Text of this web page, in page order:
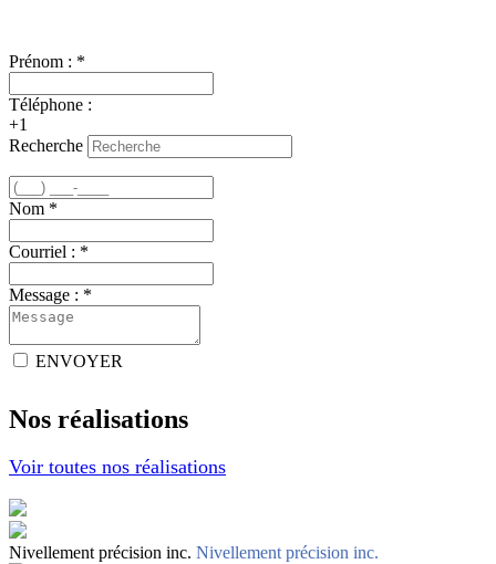
Prénom : *
Téléphone :
+1
Recherche
Nom *
Courriel : *
Message : *
ENVOYER
Nos réalisations
Voir toutes nos réalisations
Nivellement précision inc. Nivellement précision inc.